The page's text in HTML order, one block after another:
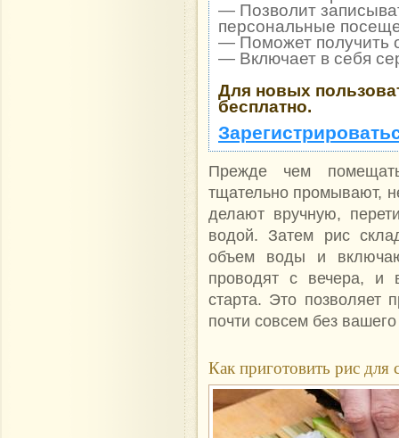
— Позволит
персональные
— Поможет получить
— Включает в себя
Для новых
бесплатно.
Прежде чем
тщательно промывают,
делают вручную,
водой. Затем рис
объем воды и
проводят с вечера, и
старта. Это позволяет
почти совсем без вашего
Как приготовить рис для